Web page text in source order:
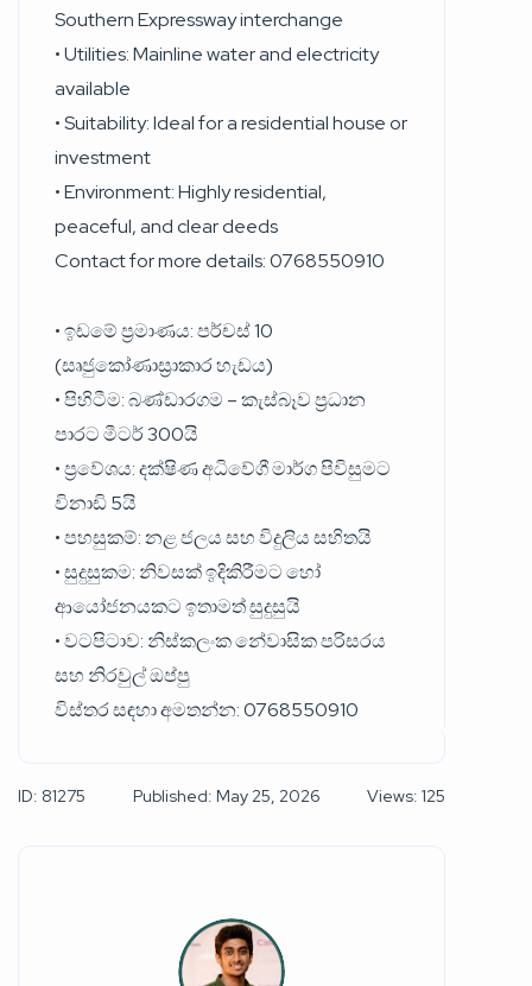
Southern Expressway interchange
• Utilities: Mainline water and electricity
available
• Suitability: Ideal for a residential house or
investment
• Environment: Highly residential,
peaceful, and clear deeds
Contact for more details: 0768550910
• ඉඩමේ ප්‍රමාණය: පර්චස් 10
(සෘජුකෝණාස්‍රාකාර හැඩය)
• පිහිටීම: බණ්ඩාරගම – කැස්බෑව ප්‍රධාන
පාරට මීටර් 300යි
• ප්‍රවේශය: දක්ෂිණ අධිවේගී මාර්ග පිවිසුමට
විනාඩි 5යි
• පහසුකම්: නළ ජලය සහ විදුලිය සහිතයි
• සුදුසුකම: නිවසක් ඉදිකිරීමට හෝ
ආයෝජනයකට ඉතාමත් සුදුසුයි
• වටපිටාව: නිස්කලංක නේවාසික පරිසරය
සහ නිරවුල් ඔප්පු
විස්තර සඳහා අමතන්න: 0768550910
ID: 81275 Published: May 25, 2026 Views: 125